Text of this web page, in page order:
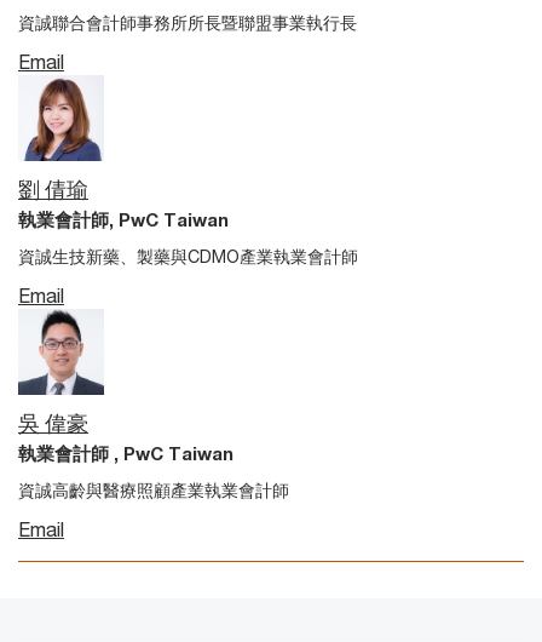
資誠聯合會計師事務所所長暨聯盟事業執行長
Email
劉 倩瑜
執業會計師, PwC Taiwan
資誠生技新藥、製藥與CDMO產業執業會計師
Email
吳 偉豪
執業會計師 , PwC Taiwan
資誠高齡與醫療照顧產業執業會計師
Email